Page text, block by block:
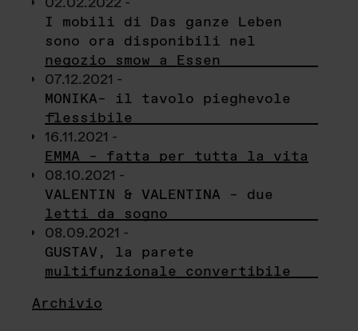
I mobili di Das ganze Leben
sono ora disponibili nel
negozio smow a Essen
07.12.2021 -
MONIKA– il tavolo pieghevole
flessibile
16.11.2021 -
EMMA – fatta per tutta la vita
08.10.2021 -
VALENTIN & VALENTINA – due
letti da sogno
08.09.2021 -
GUSTAV, la parete
multifunzionale convertibile
Archivio